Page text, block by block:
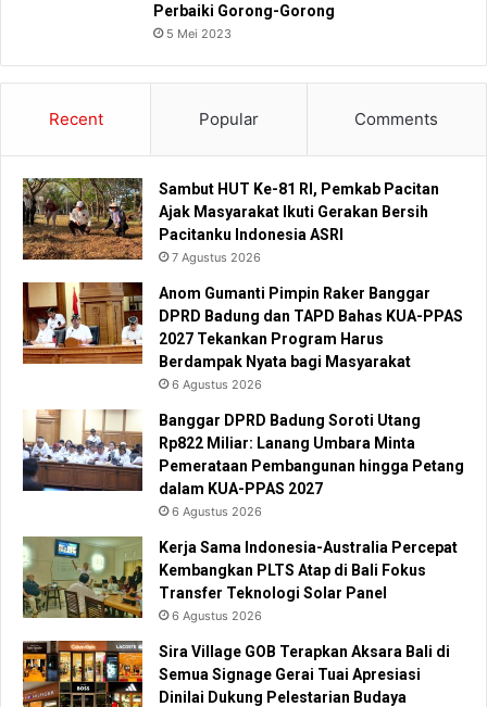
Perbaiki Gorong-Gorong
5 Mei 2023
Recent Popular Comments
Sambut HUT Ke-81 RI, Pemkab Pacitan
Ajak Masyarakat Ikuti Gerakan Bersih
Pacitanku Indonesia ASRI
7 Agustus 2026
Anom Gumanti Pimpin Raker Banggar
DPRD Badung dan TAPD Bahas KUA-PPAS
2027 Tekankan Program Harus
Berdampak Nyata bagi Masyarakat
6 Agustus 2026
Banggar DPRD Badung Soroti Utang
Rp822 Miliar: Lanang Umbara Minta
Pemerataan Pembangunan hingga Petang
dalam KUA-PPAS 2027
6 Agustus 2026
Kerja Sama Indonesia-Australia Percepat
Kembangkan PLTS Atap di Bali Fokus
Transfer Teknologi Solar Panel
6 Agustus 2026
Sira Village GOB Terapkan Aksara Bali di
Semua Signage Gerai Tuai Apresiasi
Dinilai Dukung Pelestarian Budaya